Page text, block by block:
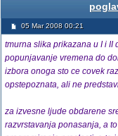
05 Mar 2008 00:21
tmurna slika prikazana u I i
popunjavanje vremena do
izbora onoga sto ce covek
opstepoznata, ali ne
za izvesne ljude obdarene
razvrstavanja ponasanja, a